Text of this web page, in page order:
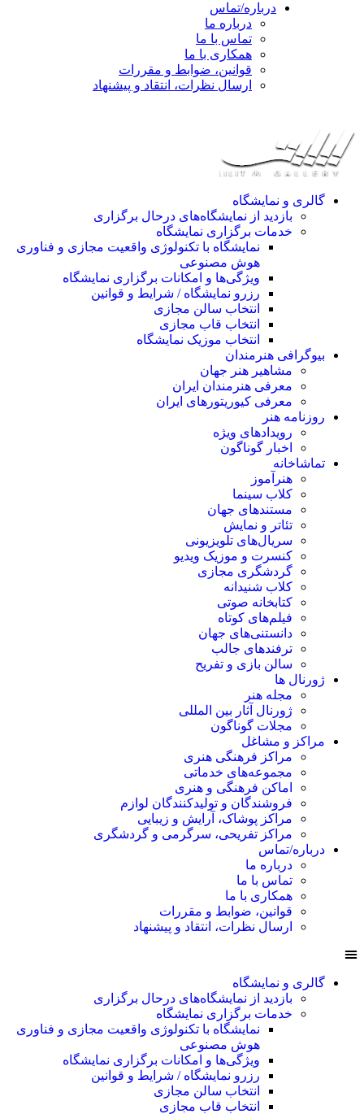
درباره/تماس
درباره ما
تماس با ما
همکاری با ما
قوانین، ضوابط و مقررات
ارسال نظرات، انتقاد و پیشنهاد
گالری و نمایشگاه
بازدید از نمایشگاه‌های درحال برگزاری
خدمات برگزاری نمایشگاه
نمایشگاه با تکنولوژی واقعیت مجازی و فناوری
هوش مصنوعی
ویژگی‌ها و امکانات برگزاری نمایشگاه
رزرو نمایشگاه / شرایط و قوانین
انتخاب سالن مجازی
انتخاب قاب مجازی
انتخاب موزیک نمایشگاه
بیوگرافی هنرمندان
مشاهیر هنر جهان
معرفی هنرمندان ایران
معرفی کیوریتورهای ایران
روزنامه هنر
رویدادهای ویژه
اخبار گوناگون
تماشاخانه
هنرآموز
کلاب سینما
مستندهای جهان
تئاتر و نمایش
سریال‌های تلویزیونی
کنسرت و موزیک ویدیو
گردشگری مجازی
کلاب شنیدانه
کتابخانه صوتی
فیلم‌های کوتاه
دانستنی‌های جهان
ترفندهای جالب
سالن بازی و تفریح
ژورنال ها
مجله هنر
ژورنال آثار بین المللی
مجلات گوناگون
مراکز و مشاغل
مراکز فرهنگی هنری
مجموعه‌های خدماتی
اماکن فرهنگی و هنری
فروشندگان و تولیدکنندگان لوازم
مراکز پوشاک، آرایش و زیبایی
مراکز تفریحی، سرگرمی و گردشگری
درباره/تماس
درباره ما
تماس با ما
همکاری با ما
قوانین، ضوابط و مقررات
ارسال نظرات، انتقاد و پیشنهاد
گالری و نمایشگاه
بازدید از نمایشگاه‌های درحال برگزاری
خدمات برگزاری نمایشگاه
نمایشگاه با تکنولوژی واقعیت مجازی و فناوری
هوش مصنوعی
ویژگی‌ها و امکانات برگزاری نمایشگاه
رزرو نمایشگاه / شرایط و قوانین
انتخاب سالن مجازی
انتخاب قاب مجازی